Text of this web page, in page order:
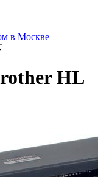
в Москве
HL